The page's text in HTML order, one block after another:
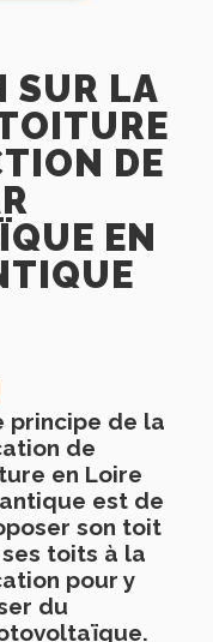
SUR LA
DE
EN
principe de la
de
en Loire
est de
son toit
toits à la
pour y
du